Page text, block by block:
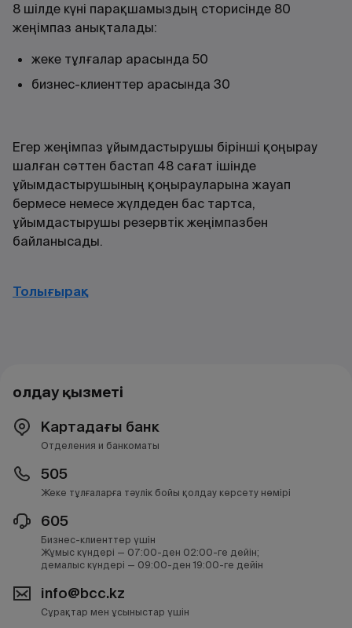
8 шілде күні парақшамыздың сторисінде 80
жеңімпаз анықталады:
жеке тұлғалар арасында 50
бизнес-клиенттер арасында 30
Егер жеңімпаз ұйымдастырушы бірінші қоңырау
шалған сәттен бастап 48 сағат ішінде
ұйымдастырушының қоңырауларына жауап
бермесе немесе жүлдеден бас тартса,
ұйымдастырушы резервтік жеңімпазбен
байланысады.
Толығырақ
Қолдау қызметі
Картадағы банк
Отделения и банкоматы
505
Жеке тұлғаларға тәулік бойы қолдау көрсету нөмірі
605
Бизнес-клиенттер үшін
Жұмыс күндері — 07:00-ден 02:00-ге дейін;
демалыс күндері — 09:00-ден 19:00-ге дейін
info@bcc.kz
Сұрақтар мен ұсыныстар үшін